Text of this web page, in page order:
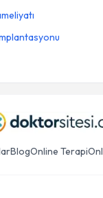
BlogOnline Terapi